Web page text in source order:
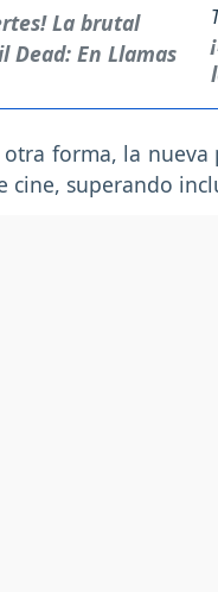
forma, la nueva
superando